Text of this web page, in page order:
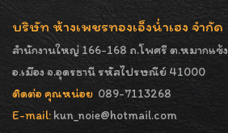
บริษัท ห้างเพชรทองเอ็งน่ำเฮง จำกัด
สำนักงานใหญ่ 166-168 ถ.โพศรี ต.หมากแข้ง
อ.เมือง จ.อุดรธานี รหัสไปรษณีย์ 41000
ติดต่อ คุณหน่อย 089-7113268
E-mail: kun_noie@hotmail.com